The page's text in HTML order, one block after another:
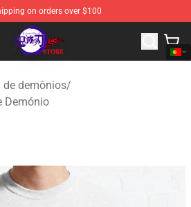
on orders over $100
Store - Official Kimetsu no Yaiba
de demônios/
Demónio